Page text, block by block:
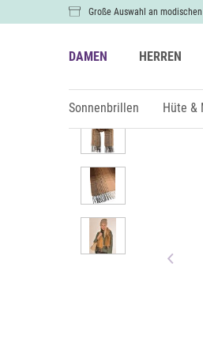
Große Auswahl an
DAMEN HERREN
Sonnenbrillen Hüte &